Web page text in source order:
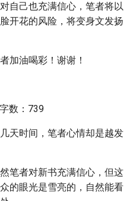
自己也充满信心，笔者将以
开花的风险，将变身文发扬
加油喝彩！谢谢！
数：739
天时间，笔者心情却是越发
笔者对新书充满信心，但这
的眼光是雪亮的，自然能看